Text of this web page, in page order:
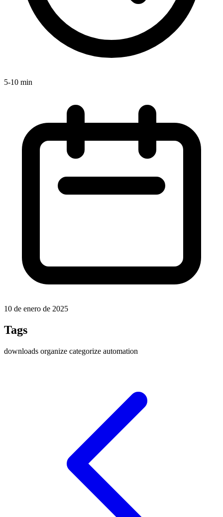
5-10 min
10 de enero de 2025
Tags
downloads organize categorize automation